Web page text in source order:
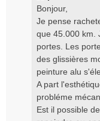
Bonjour,
Je pense
que 45.000 km.
portes. Les
des glissières
peinture alu
A part
probléme
Est il possible